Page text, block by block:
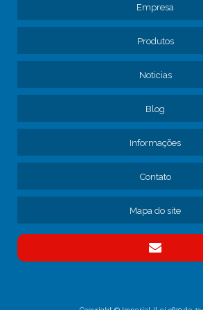
ASSISTÊNCIA TÉCNICA PARA FROTA DE
AVALIAÇÃO DE MANUTENÇÃO DE FROTA DE
CONSERTO DE FREIOS DE CAMINHÃO
CONTRATAR MANUTENÇÃO DE FROTA
CONTRATO DE MANUTENÇÃO DE CAMINHÕES
CONTRATO DE MANUTENÇÃO DE FROTA
CONTRATO MANUTENÇÃO CAMINHÕES EMPRESA
EMPRESA DE MANUTENÇÃO DE FREIO DE
EMPRESA DE MANUTENÇÃO DE FROTA
EMPRESA DE MANUTENÇÃO DE FROTA SP
Empresa
Produtos
Noticias
Blog
Informações
Contato
Mapa do site